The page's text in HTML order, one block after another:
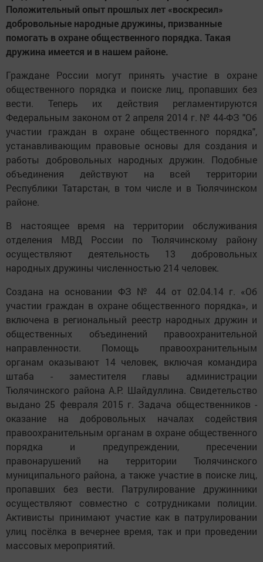
Положительный опыт прошлых лет «воскресил»
добровольные народные дружины, призванные
помогать в охране общественного порядка. Такая
дружина имеется и в нашем районе.
Граждане России могут принять участие в охране
общественного порядка и поиске лиц, пропавших без
вести. Теперь их действия регламентируются
Федеральным законом от 2 апреля 2014 г. № 44-ФЗ "Об
участии граждан в охране общественного порядка",
устанавливающим правовые основы для создания и
работы добровольных народных дружин. Подобные
объединения действуют на всей территории
Республики Татарстан, в том числе и в Тюлячинском
районе.
В настоящее время на территории обслуживания
отделения МВД России по Тюлячинскому району
осуществляют деятельность 13 добровольных
народных дружины численностью 214 человек.
Создана на основании ФЗ № 44 от 02.04.14 г. «Об
участии граждан в охране общественного порядка», и
включена в региональный реестр народных дружин и
общественных объединений правоохранительной
направленности. Помощь правоохранительным
органам оказывают 14 человек, включая командира
штаба - заместителя главы администрации
Тюлячинского района А.Р. Шайдуллина. Свидетельство
выдано 25 февраля 2015 г. Задача общественников -
оказание на добровольных началах содействия
правоохранительным органам в охране общественного
порядка и предупреждении, пресечении
правонарушений на территории Тюлячинского
муниципального района, а также участие в поиске лиц,
пропавших без вести. Патрулирование дружинники
осуществляют совместно с сотрудниками полиции.
Активисты принимают участие как в патрулировании
улиц посёлка в вечернее время, так и при проведении
массовых мероприятий.